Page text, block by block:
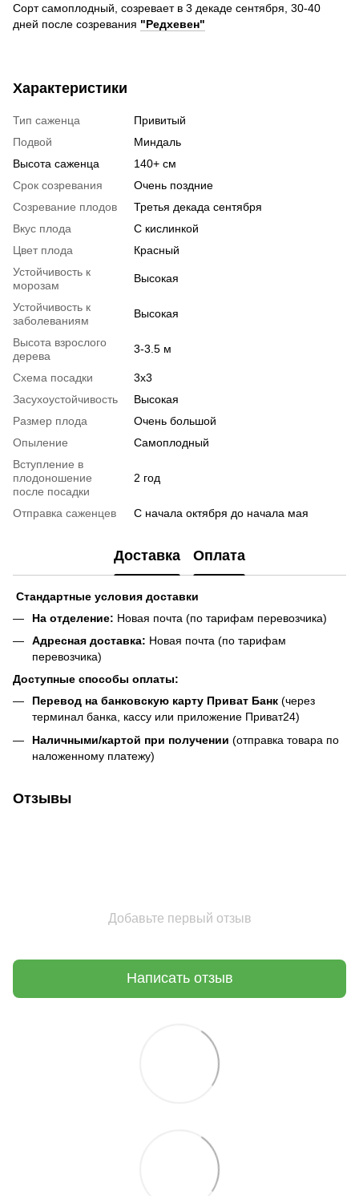
Сорт самоплодный, созревает в 3 декаде сентября, 30-40
дней после созревания "Редхевен"
Характеристики
Тип саженца
Привитый
Подвой
Миндаль
Высота саженца
140+ см
Срок созревания
Очень поздние
Созревание плодов
Третья декада сентября
Вкус плода
С кислинкой
Цвет плода
Красный
Устойчивость к
морозам
Высокая
Устойчивость к
заболеваниям
Высокая
Высота взрослого
дерева
3-3.5 м
Схема посадки
3х3
Засухоустойчивость
Высокая
Размер плода
Очень большой
Опыление
Самоплодный
Вступление в
плодоношение
после посадки
2 год
Отправка саженцев С начала октября до начала мая
Доставка Оплата
Стандартные условия доставки
На отделение: Новая почта (по тарифам перевозчика)
Адресная доставка: Новая почта (по тарифам
перевозчика)
Доступные способы оплаты:
Перевод на банковскую карту Приват Банк (через
терминал банка, кассу или приложение Приват24)
Наличными/картой при получении (отправка товара по
наложенному платежу)
Отзывы
Добавьте первый отзыв
Написать отзыв